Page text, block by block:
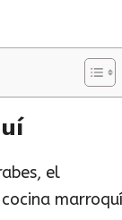
el
marroquí